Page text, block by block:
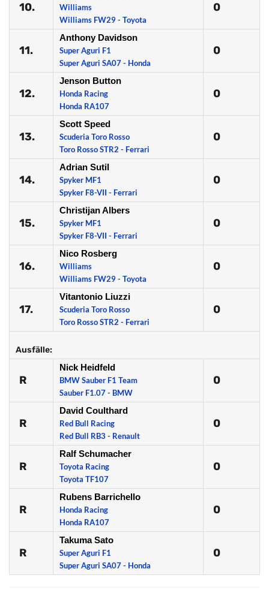
10.
Williams
Williams FW29 - Toyota
0
11.
Anthony Davidson
Super Aguri F1
Super Aguri SA07 - Honda
0
12.
Jenson Button
Honda Racing
Honda RA107
0
13.
Scott Speed
Scuderia Toro Rosso
Toro Rosso STR2 - Ferrari
0
14.
Adrian Sutil
Spyker MF1
Spyker F8-VII - Ferrari
0
15.
Christijan Albers
Spyker MF1
Spyker F8-VII - Ferrari
0
16.
Nico Rosberg
Williams
Williams FW29 - Toyota
0
17.
Vitantonio Liuzzi
Scuderia Toro Rosso
Toro Rosso STR2 - Ferrari
0
Ausfälle:
R
Nick Heidfeld
BMW Sauber F1 Team
Sauber F1.07 - BMW
0
R
David Coulthard
Red Bull Racing
Red Bull RB3 - Renault
0
R
Ralf Schumacher
Toyota Racing
Toyota TF107
0
R
Rubens Barrichello
Honda Racing
Honda RA107
0
R
Takuma Sato
Super Aguri F1
Super Aguri SA07 - Honda
0